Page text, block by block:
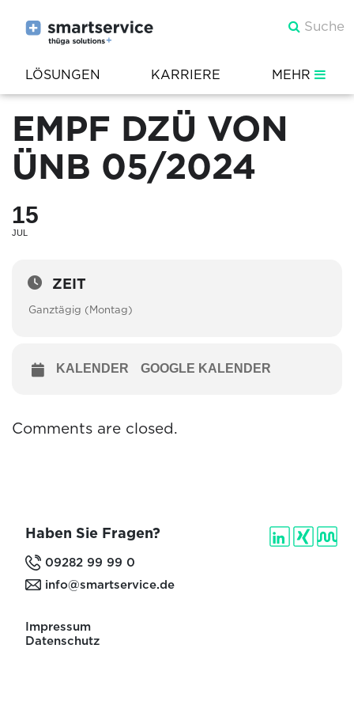
LÖSUNGEN KARRIERE MEHR
EMPF DZÜ VON
ÜNB 05/2024
15
JUL
ZEIT
Ganztägig (Montag)
KALENDER GOOGLE KALENDER
Comments are closed.
Haben Sie Fragen?
09282 99 99 0
info@smartservice.de
Impressum
Datenschutz